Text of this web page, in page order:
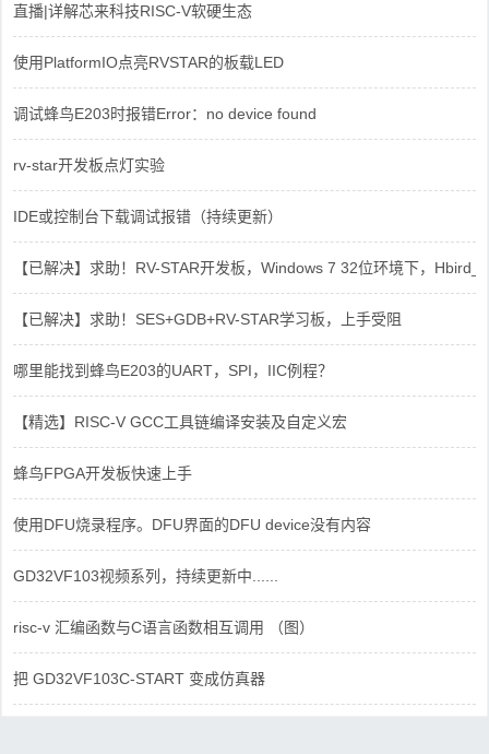
直播|详解芯来科技RISC-V软硬生态
使用PlatformIO点亮RVSTAR的板载LED
调试蜂鸟E203时报错Error：no device found
rv-star开发板点灯实验
IDE或控制台下载调试报错（持续更新）
【已解决】求助！RV-STAR开发板，Windows 7 32位环境下，
【已解决】求助！SES+GDB+RV-STAR学习板，上手受阻
哪里能找到蜂鸟E203的UART，SPI，IIC例程？
【精选】RISC-V GCC工具链编译安装及自定义宏
蜂鸟FPGA开发板快速上手
使用DFU烧录程序。DFU界面的DFU device没有内容
GD32VF103视频系列，持续更新中......
risc-v 汇编函数与C语言函数相互调用 （图）
把 GD32VF103C-START 变成仿真器